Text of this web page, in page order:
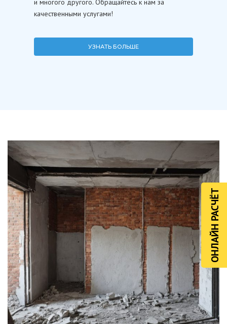
ОНЛАЙН РАСЧЁТ
и многого другого. Обращайтесь к нам за
качественными услугами!
УЗНАТЬ БОЛЬШЕ